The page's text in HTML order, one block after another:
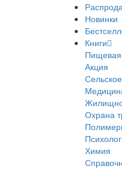
Новинки
Книги
Акция
Охрана
Химия